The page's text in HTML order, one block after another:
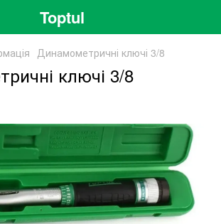
Toptul
Динамометричні ключі 3/8
ключі 3/8